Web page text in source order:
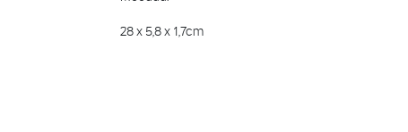
28 x 5,8 x 1,7cm